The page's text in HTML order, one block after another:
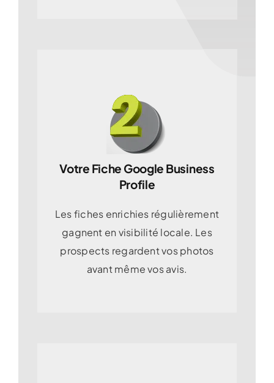
Votre Fiche Google Business
Profile
Les fiches enrichies régulièrement
gagnent en visibilité locale. Les
prospects regardent vos photos
avant même vos avis.